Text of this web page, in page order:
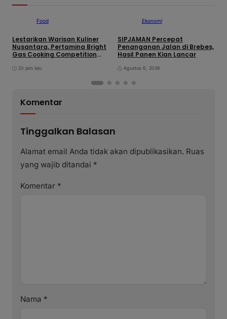
Food
Lestarikan Warisan Kuliner
Nusantara, Pertamina Bright
Gas Cooking Competition
23 jam lalu
Ekonomi
SIPJAMAN Percepat
Penanganan Jalan di Brebes,
Hasil Panen Kian Lancar
Agustus 6, 2026
Komentar
Tinggalkan Balasan
Alamat email Anda tidak akan dipublikasikan. Ruas
yang wajib ditandai *
Komentar *
Nama *